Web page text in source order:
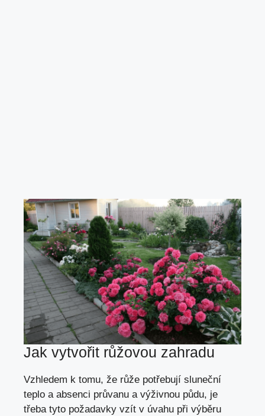
Jak vytvořit růžovou zahradu
Vzhledem k tomu, že růže potřebují sluneční
teplo a absenci průvanu a výživnou půdu, je
třeba tyto požadavky vzít v úvahu při výběru